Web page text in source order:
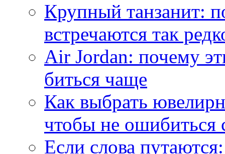
Крупный танзанит:
встречаются так
Air Jordan: почему
биться чаще
Как выбрать
чтобы не ошибиться
Если слова